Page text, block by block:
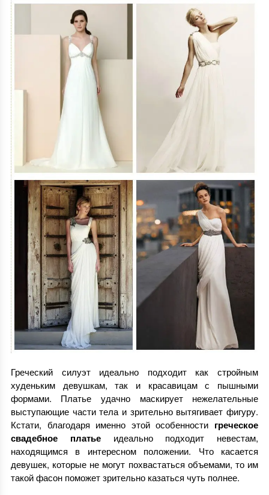
Греческий силуэт идеально подходит как стройным
худеньким девушкам, так и красавицам с пышными
формами. Платье удачно маскирует нежелательные
выступающие части тела и зрительно вытягивает фигуру.
Кстати, благодаря именно этой особенности греческое
свадебное платьеидеально подходит невестам,
находящимся в интересном положении. Что касается
девушек, которые не могут похвастаться объемами, то им
такой фасон поможет зрительно казаться чуть полнее.